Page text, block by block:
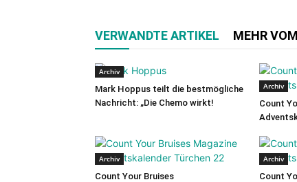
VERWANDTE ARTIKEL MEHR
Archiv
Mark Hoppus teilt die bestmögliche
Nachricht: „Die Chemo wirkt!
Archiv
Count
Archiv
Count Your Bruises
Archiv
Count